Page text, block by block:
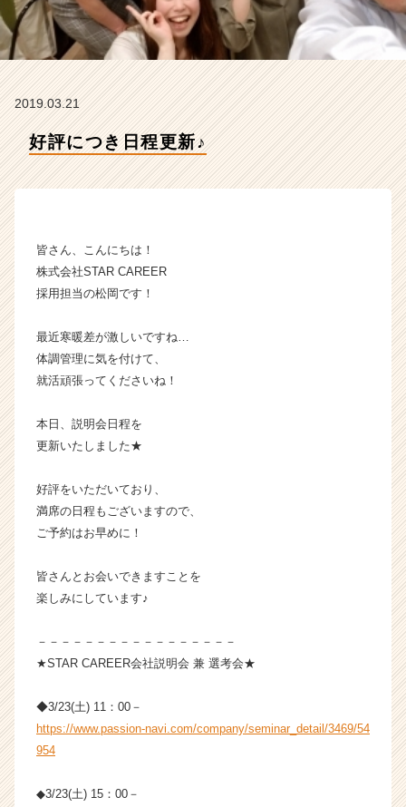
ン】
|
ベ
ー・
成
企
ら
ス
が
届
く
チ
ア
リ
e
e
a
2019.03.21
好評につき日程更新♪
皆さん、こんにちは！
株式会社STAR CAREER
採用担当の松岡です！
最近寒暖差が激しいですね…
体調管理に気を付けて、
就活頑張ってくださいね！
本日、説明会日程を
更新いたしました★
好評をいただいており、
満席の日程もございますので、
ご予約はお早めに！
皆さんとお会いできますことを
楽しみにしています♪
－－－－－－－－－－－－－－－－－
★STAR CAREER会社説明会 兼 選考会★
◆3/23(土) 11：00－
https://www.passion-navi.com/company/seminar_detail/3469/54
954
◆3/23(土) 15：00－